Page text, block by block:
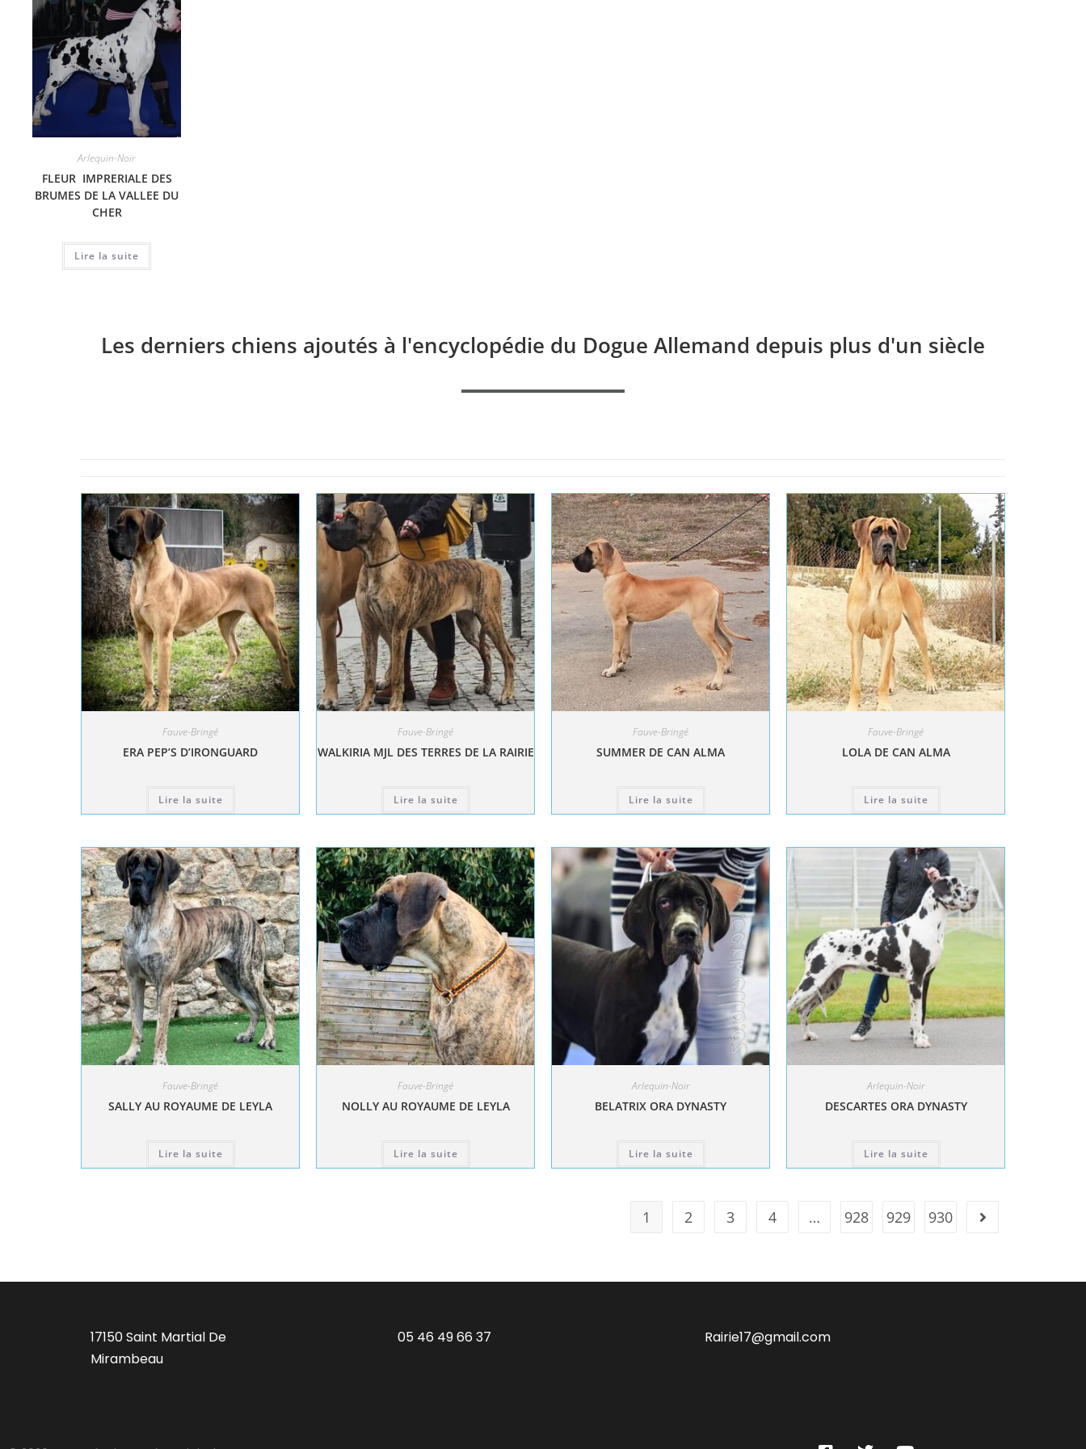
Arlequin-Noir
FLEUR IMPRERIALE DES
BRUMES DE LA VALLEE DU
CHER
Lire la suite
Les derniers chiens ajoutés à l'encyclopédie du Dogue Allemand depuis plus d'un siècle
Fauve-Bringé
ERA PEP’S D’IRONGUARD
Lire la suite
Fauve-Bringé
WALKIRIA MJL DES TERRES DE LA RAIRIE
Lire la suite
Fauve-Bringé
SUMMER DE CAN ALMA
Lire la suite
Fauve-Bringé
LOLA DE CAN ALMA
Lire la suite
Fauve-Bringé
SALLY AU ROYAUME DE LEYLA
Lire la suite
Fauve-Bringé
NOLLY AU ROYAUME DE LEYLA
Lire la suite
Arlequin-Noir
BELATRIX ORA DYNASTY
Lire la suite
Arlequin-Noir
DESCARTES ORA DYNASTY
Lire la suite
1 2 3 4 … 928 929 930
17150 Saint Martial De
Mirambeau
05 46 49 66 37 Rairie17@gmail.com